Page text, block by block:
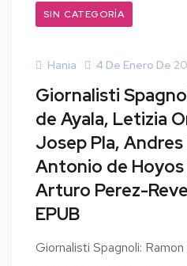
SIN CATEGORÍA
Hania 4 De Enero De
Giornalisti
de Ayala, Letizia
Josep Pla,
Antonio de
Arturo Perez-
EPUB
Giornalisti Spagnoli: